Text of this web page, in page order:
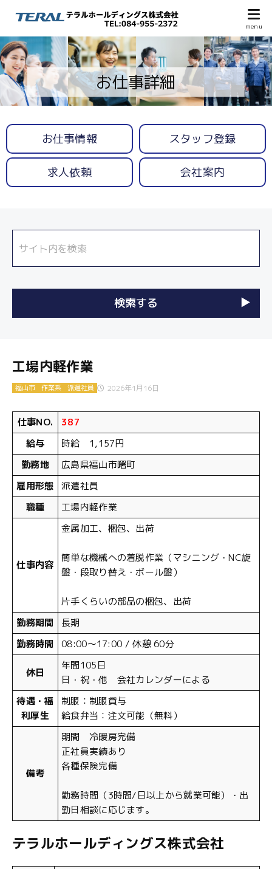
お仕事詳細
お仕事情報 スタッフ登録
求人依頼 会社案内
工場内軽作業
2026年1月16日
福山市 作業系 派遣社員
仕事NO.
387
給与
時給 1,157円
勤務地
広島県福山市曙町
雇用形態
派遣社員
職種
工場内軽作業
仕事内容
金属加工、梱包、出荷
簡単な機械への着脱作業（マシニング・NC旋
盤・段取り替え・ボール盤）
片手くらいの部品の梱包、出荷
勤務期間
長期
勤務時間
08:00～17:00 / 休憩 60分
休日
年間105日
日・祝・他 会社カレンダーによる
待遇・福
利厚生
制服：制服貸与
給食弁当：注文可能（無料）
備考
期間 冷暖房完備
正社員実績あり
各種保険完備
勤務時間（3時間/日以上から就業可能）・出
勤日相談に応じます。
テラルホールディングス株式会社